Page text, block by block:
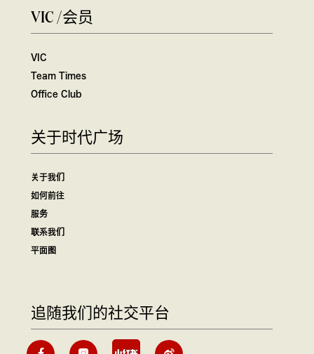
VIC /会员
VIC
Team Times
Office Club
关于时代广场
关于我们
如何前往
服务
联系我们
平面图
追随我们的社交平台